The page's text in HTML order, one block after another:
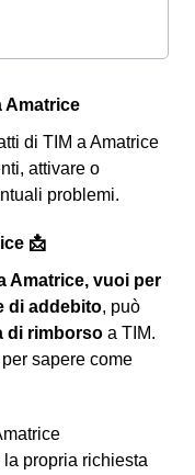
Amatrice
di TIM a Amatrice
attivare o
problemi.
📩
Amatrice, vuoi per
di addebito, può
di rimborso a TIM.
sapere come
la propria richiesta